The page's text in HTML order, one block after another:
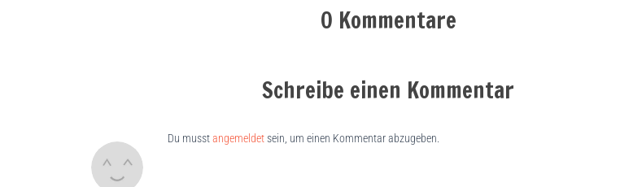
0 Kommentare
Schreibe einen Kommentar
Du musstangemeldetsein, um einen Kommentar abzugeben.